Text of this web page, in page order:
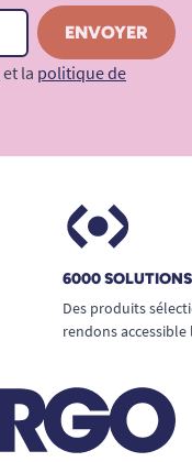
et la politique de
6000
Des produits
rendons